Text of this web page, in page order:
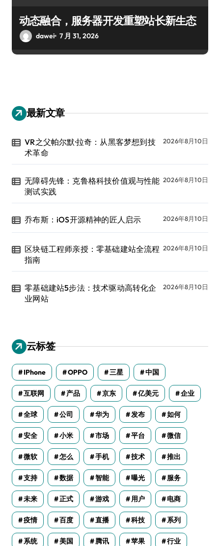
动态融合，服务器开发重塑站长新生态
dawei 7 月 31, 2026
最新文章
VR之父帕尔默·拉奇：从黑客梦想到技
术革命
2026年8月10日
无障碍先锋：克鲁格科技价值观与性能
测试实践
2026年8月10日
乔布斯：iOS开源精神的匠人启示 2026年8月10日
区块链工程师亲授：零基础建站全流程
指南
2026年8月10日
零基础建站5步法：技术驱动高转化企
业网站
2026年8月10日
云标签
IPhone OPPO 三星 中国
互联网 产品 京东 亿美元 企业
全球 公司 华为 发布 如何
安全 小米 市场 平台 微信
微软 怎么 手机 技术 推出
支持 数据 智能 曝光 服务
未来 正式 游戏 用户 电商
疫情 百度 直播 科技 系列
系统 美国 腾讯 苹果 行业